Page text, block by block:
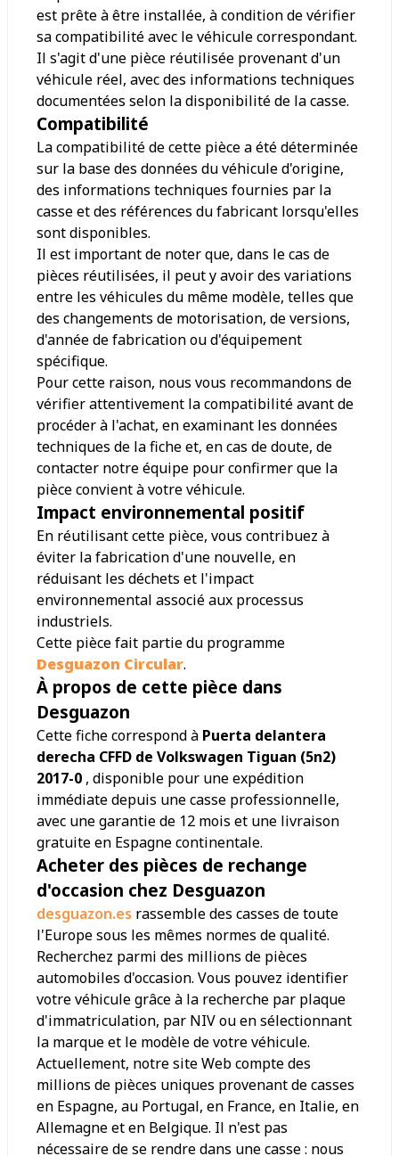
est prête à être installée, à condition de vérifier
sa compatibilité avec le véhicule correspondant.
Il s'agit d'une pièce réutilisée provenant d'un
véhicule réel, avec des informations techniques
documentées selon la disponibilité de la casse.
Compatibilité
La compatibilité de cette pièce a été déterminée
sur la base des données du véhicule d'origine,
des informations techniques fournies par la
casse et des références du fabricant lorsqu'elles
sont disponibles.
Il est important de noter que, dans le cas de
pièces réutilisées, il peut y avoir des variations
entre les véhicules du même modèle, telles que
des changements de motorisation, de versions,
d'année de fabrication ou d'équipement
spécifique.
Pour cette raison, nous vous recommandons de
vérifier attentivement la compatibilité avant de
procéder à l'achat, en examinant les données
techniques de la fiche et, en cas de doute, de
contacter notre équipe pour confirmer que la
pièce convient à votre véhicule.
Impact environnemental positif
En réutilisant cette pièce, vous contribuez à
éviter la fabrication d'une nouvelle, en
réduisant les déchets et l'impact
environnemental associé aux processus
industriels.
Cette pièce fait partie du programme
Desguazon Circular.
À propos de cette pièce dans
Desguazon
Cette fiche correspond à Puerta delantera
derecha CFFD de Volkswagen Tiguan (5n2)
2017-0 , disponible pour une expédition
immédiate depuis une casse professionnelle,
avec une garantie de 12 mois et une livraison
gratuite en Espagne continentale.
Acheter des pièces de rechange
d'occasion chez Desguazon
desguazon.es rassemble des casses de toute
l'Europe sous les mêmes normes de qualité.
Recherchez parmi des millions de pièces
automobiles d'occasion. Vous pouvez identifier
votre véhicule grâce à la recherche par plaque
d'immatriculation, par NIV ou en sélectionnant
la marque et le modèle de votre véhicule.
Actuellement, notre site Web compte des
millions de pièces uniques provenant de casses
en Espagne, au Portugal, en France, en Italie, en
Allemagne et en Belgique. Il n'est pas
nécessaire de se rendre dans une casse : nous